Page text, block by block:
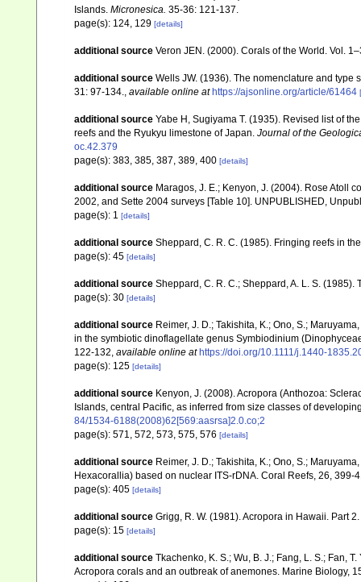
Islands. Micronesica. 35-36: 121-137.
page(s): 124, 129 [details]
additional source Veron JEN. (2000). Corals of the World. Vol.
additional source Wells JW. (1936). The nomenclature and
31: 97-134.
available online at https://ajsonline.org/article/61464
additional source Yabe H, Sugiyama T. (1935). Revised list of
reefs and the Ryukyu limestone of Japan. Journal of the
oc.42.379
page(s): 383, 385, 387, 389, 400 [details]
additional source Maragos, J. E.; Kenyon, J. (2004). Rose Atoll
2002, and Sette 2004 surveys [Table 10]. UNPUBLISHED,
page(s): 1 [details]
additional source Sheppard, C. R. C. (1985). Fringing reefs in
page(s): 45 [details]
additional source Sheppard, C. R. C.; Sheppard, A. L. S.
page(s): 30 [details]
additional source Reimer, J. D.; Takishita, K.; Ono, S.;
in the symbiotic dinoflagellate genus Symbiodinium
122-132 available online at https://doi.org/10.1111/j.1440-
page(s): 125 [details]
additional source Kenyon, J. (2008). Acropora (Anthozoa:
Islands, central Pacific, as inferred from size classes of
84/1534-6188(2008)62[569:aasrsa]2.0.co;2
page(s): 571, 572, 573, 575, 576 [details]
additional source Reimer, J. D.; Takishita, K.; Ono, S.;
Hexacorallia) based on nuclear ITS-rDNA. Coral Reefs, 26, 399-
page(s): 405 [details]
additional source Grigg, R. W. (1981). Acropora in Hawaii. Part
page(s): 15 [details]
additional source Tkachenko, K. S.; Wu, B. J.; Fang, L. S.; Fan,
Acropora corals and an outbreak of anemones. Marine Biology,